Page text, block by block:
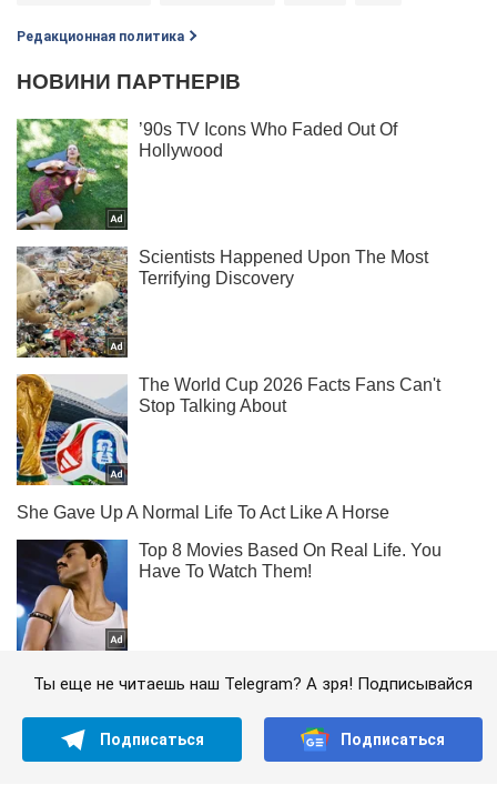
Редакционная политика
Ты еще не читаешь наш Telegram? А зря! Подписывайся
Подписаться Подписаться